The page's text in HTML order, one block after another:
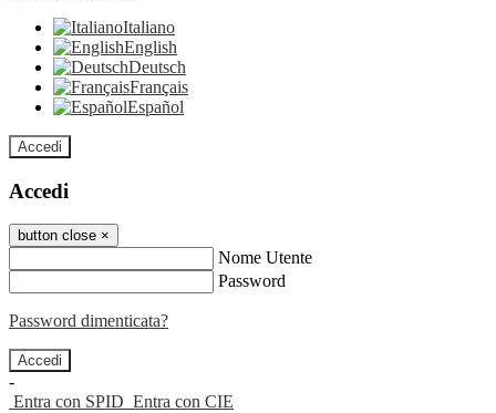
Italiano
English
Deutsch
Français
Español
Accedi
Accedi
button close ×
Nome Utente
Password
Password dimenticata?
-
Entra con SPID Entra con CIE